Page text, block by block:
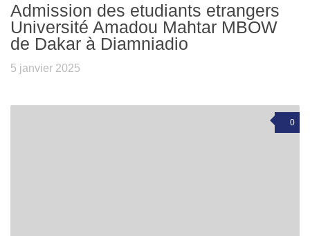
Admission des etudiants etrangers
Université Amadou Mahtar MBOW
de Dakar à Diamniadio
5 janvier 2025
0